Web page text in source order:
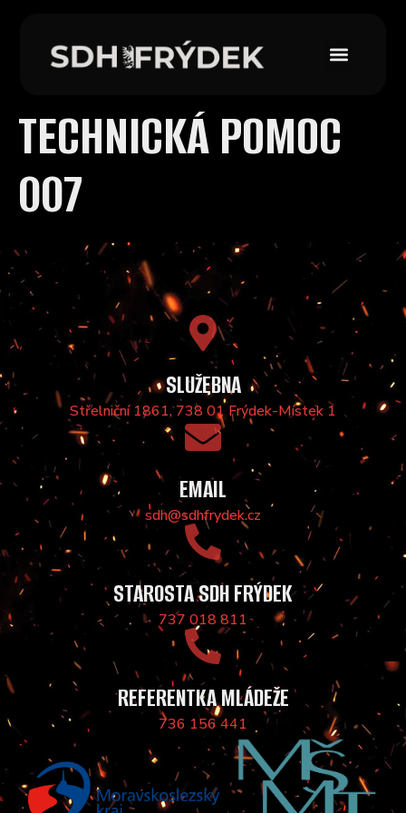
TECHNICKÁ POMOC
007
SLUŽEBNA
Střelniční 1861, 738 01 Frýdek-Místek 1
EMAIL
sdh@sdhfrydek.cz
STAROSTA SDH FRÝDEK
737 018 811
REFERENTKA MLÁDEŽE
736 156 441